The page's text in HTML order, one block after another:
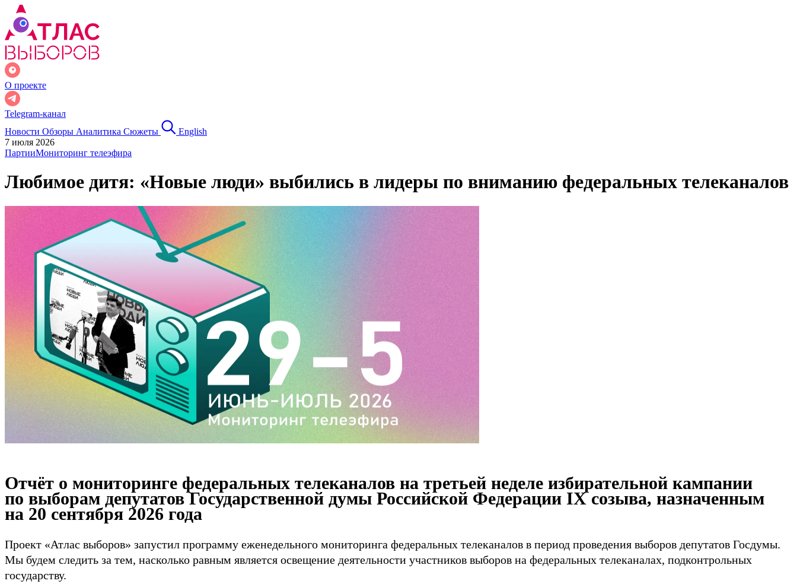
О проекте
Telegram-канал
Новости Обзоры Аналитика Сюжеты
English
7 июля 2026
ПартииМониторинг телеэфира
Любимое дитя: «Новые люди» выбились в лидеры по вниманию федеральных телеканалов
Отчёт о мониторинге федеральных телеканалов на третьей неделе избирательной кампании
по выборам депутатов Государственной думы Российской Федерации IX созыва, назначенным
на 20 сентября 2026 года
Проект «Атлас выборов» запустил программу еженедельного мониторинга федеральных телеканалов в период проведения выборов депутатов Госдумы.
Мы будем следить за тем, насколько равным является освещение деятельности участников выборов на федеральных телеканалах, подконтрольных
государству.